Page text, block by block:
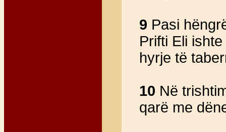
9 Pasi
Prifti Eli
hyrje të
10 Në
qarë me